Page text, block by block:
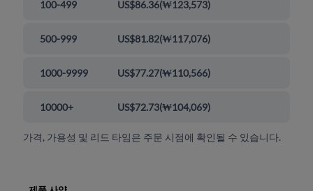
100-499 US$86.36(₩123,573)
500-999 US$81.82(₩117,076)
1000-9999 US$77.27(₩110,566)
10000+ US$72.73(₩104,069)
가격, 가용성 및 리드 타임은 주문 시점에 확인될 수 있습니다.